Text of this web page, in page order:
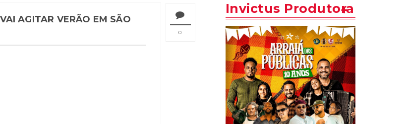
0
AGITAR VERÃO EM SÃO
Invictus Produtora